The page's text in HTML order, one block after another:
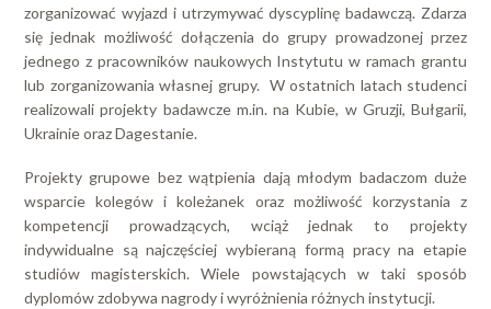
zorganizować wyjazd i utrzymywać dyscyplinę badawczą. Zdarza
się jednak możliwość dołączenia do grupy prowadzonej przez
jednego z pracowników naukowych Instytutu w ramach grantu
lub zorganizowania własnej grupy. W ostatnich latach studenci
realizowali projekty badawcze m.in. na Kubie, w Gruzji, Bułgarii,
Ukrainie oraz Dagestanie.
Projekty grupowe bez wątpienia dają młodym badaczom duże
wsparcie kolegów i koleżanek oraz możliwość korzystania z
kompetencji prowadzących, wciąż jednak to projekty
indywidualne są najczęściej wybieraną formą pracy na etapie
studiów magisterskich. Wiele powstających w taki sposób
dyplomów zdobywa nagrody i wyróżnienia różnych instytucji.